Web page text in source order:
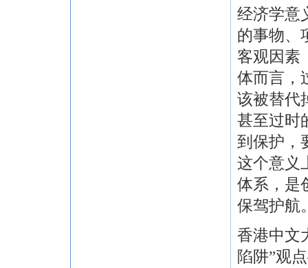
经济学意
的事物、
客观因素
体而言，
该被替代
甚至过时
到保护，
这个意义
体系，是
保驾护航
香港中文
陷阱”观